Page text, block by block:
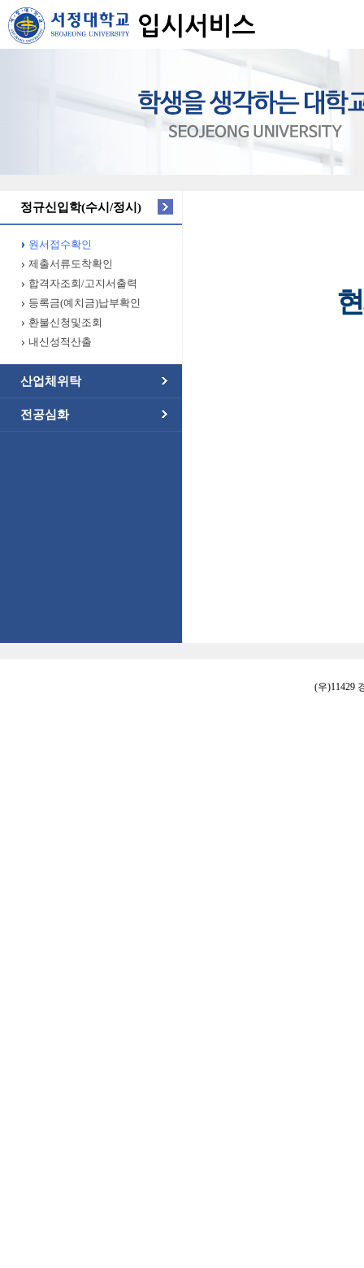
정규신입학(수시/정시)
원서접수확인
제출서류도착확인
합격자조회/고지서출력
등록금(예치금)납부확인
환불신청및조회
내신성적산출
산업체위탁
전공심화
(우)11429